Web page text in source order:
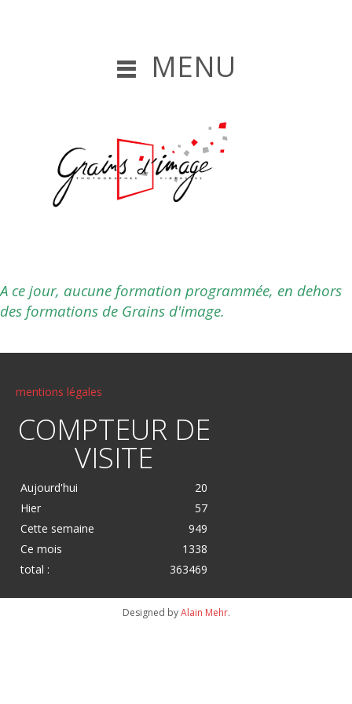
MENU
A ce jour, aucune formation programmée, en dehors
des formations de Grains d'image.
mentions légales
COMPTEUR DE
VISITE
Aujourd'hui
20
Hier
57
Cette semaine
949
Ce mois
1338
total :
363469
Designed byAlain Mehr.